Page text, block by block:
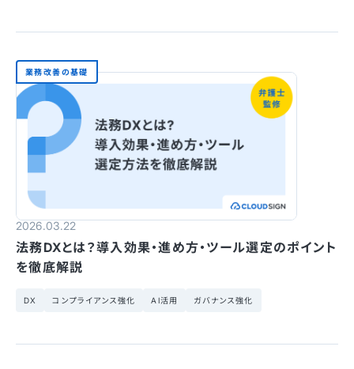
業務改善の基礎
2026.03.22
法務DXとは？導入効果・進め方・ツール選定のポイント
を徹底解説
DX コンプライアンス強化 AI活用 ガバナンス強化